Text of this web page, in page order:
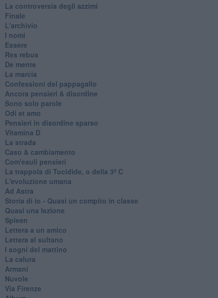
La controversia degli azzimi
Finale
L'archivio
I nomi
Essere
Res rebus
De mente
La marcia
Confessioni del pappagallo
Ancora pensieri & disordine
Sono solo parole
Odi et amo
Pensieri in disordine sparso
Vitamina D
La strada
Caso & cambiamento
Com'esuli pensieri
La trappola di Tucidide, o della 3ª C
L'evoluzione umana
Ad Astra
Storia di io - Quasi un compito in classe
Quasi una lezione
Spleen
Lettera a un amico
Lettera al sultano
I sogni del mattino
La calura
Armani
Nuvole
Via Firenze